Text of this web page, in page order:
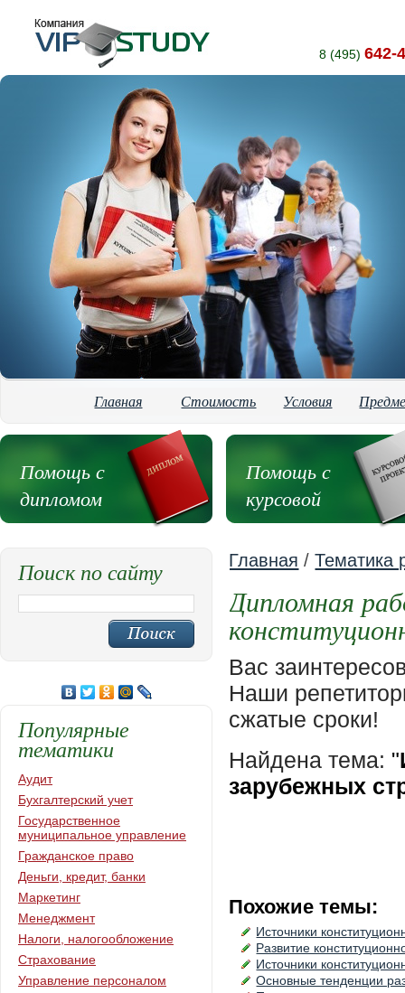
8 (495) 642-
Главная Стоимость Условия
Помощь с
дипломом
Помощь с
курсовой
Главная /Тематика
Дипломная
Вас
Наши
сжатые сроки!
Найдена тема: "
зарубежных
Похожие темы:
Источники
Развитие
Источники
Основные тенденции
Поиск по сайту
Популярные
тематики
Аудит
Бухгалтерский учет
Государственное
муниципальное управление
Гражданское право
Деньги, кредит, банки
Маркетинг
Менеджмент
Налоги, налогообложение
Страхование
Управление персоналом